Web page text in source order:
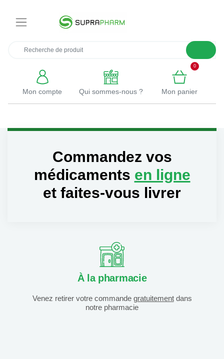
Mon compte Qui sommes-nous ? Mon panier
0
Commandez vos
médicaments en ligne
et faites-vous livrer
À la pharmacie
Venez retirer votre commande gratuitementdans
notre pharmacie